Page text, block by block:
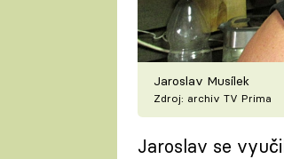
Jaroslav Musílek
Zdroj: archiv TV Prima
Jaroslav se